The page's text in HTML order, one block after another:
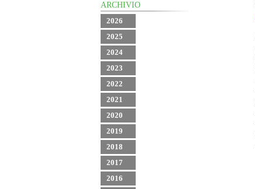
ARCHIVIO
2026
2025
2024
2023
2022
2021
2020
2019
2018
2017
2016